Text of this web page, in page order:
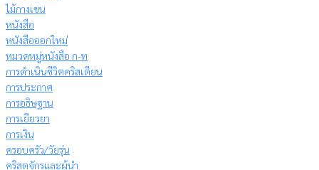
ไม้กางเขน
หนังสือ
หนังสือออกใหม่
หมวดหมู่หนังสือ ก-ท
การดำเนินชีวิตคริสเตียน
การประกาศ
การอธิษฐาน
การเยียวยา
การเงิน
ครอบครัว/วัยรุ่น
คริสตจักรและผู้นำ